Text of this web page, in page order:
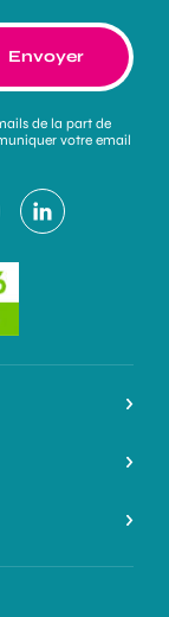
de la part de
votre email